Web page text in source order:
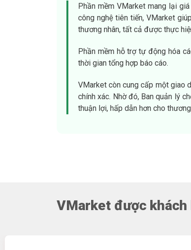
Phần mềm VMarket mang lại
công nghệ tiên tiến, VMarket
thương nhân, tất cả được thực
Phần mềm hỗ trợ tự động hóa
thời gian tổng hợp báo cáo.
VMarket còn cung cấp một giao
chính xác. Nhờ đó, Ban quản lý
thuận lợi, hấp dẫn hơn cho
VMarket được khách